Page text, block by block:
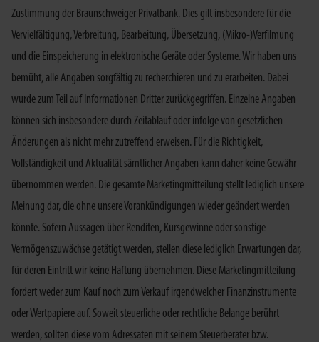
Zustimmung der Braunschweiger Privatbank. Dies gilt insbesondere für die
Vervielfältigung, Verbreitung, Bearbeitung, Übersetzung, (Mikro-)Verfilmung
und die Einspeicherung in elektronische Geräte oder Systeme. Wir haben uns
bemüht, alle Angaben sorgfältig zu recherchieren und zu erarbeiten. Dabei
wurde zum Teil auf Informationen Dritter zurückgegriffen. Einzelne Angaben
können sich insbesondere durch Zeitablauf oder infolge von gesetzlichen
Änderungen als nicht mehr zutreffend erweisen. Für die Richtigkeit,
Vollständigkeit und Aktualität sämtlicher Angaben kann daher keine Gewähr
übernommen werden. Die gesamte Marketingmitteilung stellt lediglich unsere
Meinung dar, die ohne unsere Vorankündigungen wieder geändert werden
könnte. Sofern Aussagen über Renditen, Kursgewinne oder sonstige
Vermögenszuwächse getätigt werden, stellen diese lediglich Erwartungen dar,
für deren Eintritt wir keine Haftung übernehmen. Diese Marketingmitteilung
fordert weder zum Kauf noch zum Verkauf irgendwelcher Finanzinstrumente
oder Wertpapiere auf. Soweit steuerliche oder rechtliche Belange berührt
werden, sollten diese vom Adressaten mit seinem Steuerberater bzw.